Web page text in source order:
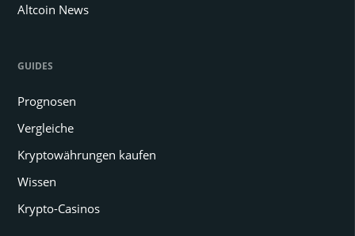
Altcoin News
GUIDES
Prognosen
Vergleiche
Kryptowährungen kaufen
Wissen
Krypto-Casinos